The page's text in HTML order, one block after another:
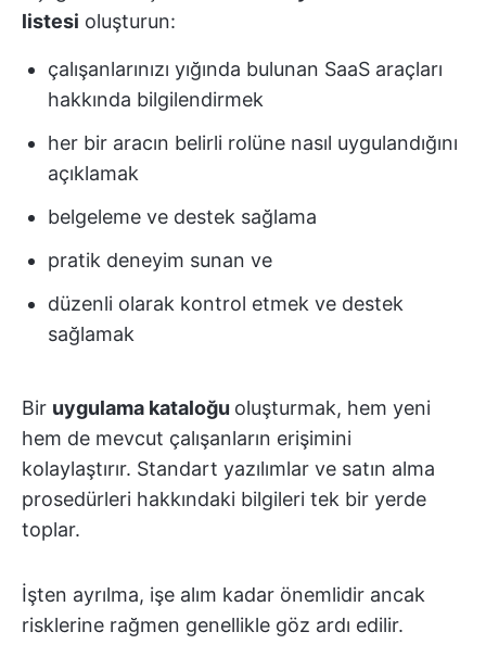
listesi oluşturun:
çalışanlarınızı yığında bulunan SaaS araçları
hakkında bilgilendirmek
her bir aracın belirli rolüne nasıl uygulandığını
açıklamak
belgeleme ve destek sağlama
pratik deneyim sunan ve
düzenli olarak kontrol etmek ve destek
sağlamak
Bir uygulama kataloğu oluşturmak, hem yeni
hem de mevcut çalışanların erişimini
kolaylaştırır. Standart yazılımlar ve satın alma
prosedürleri hakkındaki bilgileri tek bir yerde
toplar.
İşten ayrılma, işe alım kadar önemlidir ancak
risklerine rağmen genellikle göz ardı edilir.